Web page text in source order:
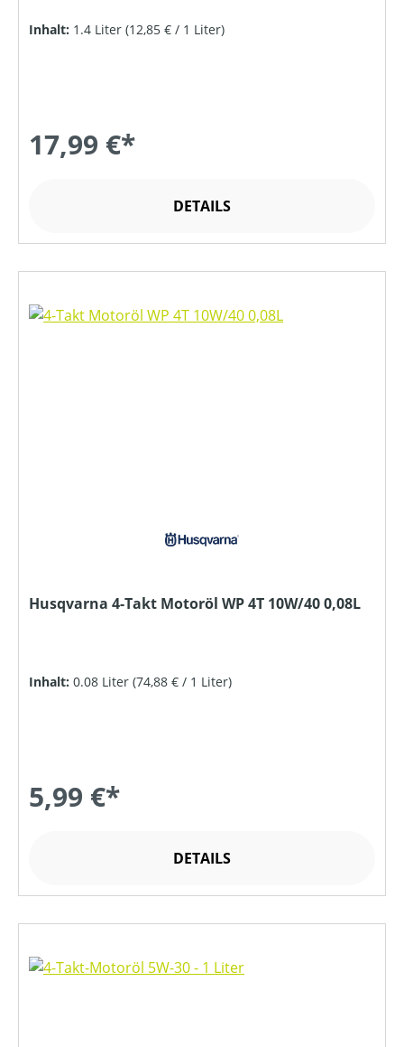
Inhalt: 1.4 Liter (12,85 € / 1 Liter)
17,99 €*
DETAILS
Husqvarna 4-Takt Motoröl WP 4T 10W/40 0,08L
Inhalt: 0.08 Liter (74,88 € / 1 Liter)
5,99 €*
DETAILS